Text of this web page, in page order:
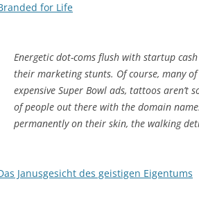
for Life
Energetic dot-coms flush with startup
their marketing stunts. Of course, many
expensive Super Bowl ads, tattoos aren’t
of people out there with the domain
permanently on their skin, the walking
Janusgesicht des geistigen Eigentums